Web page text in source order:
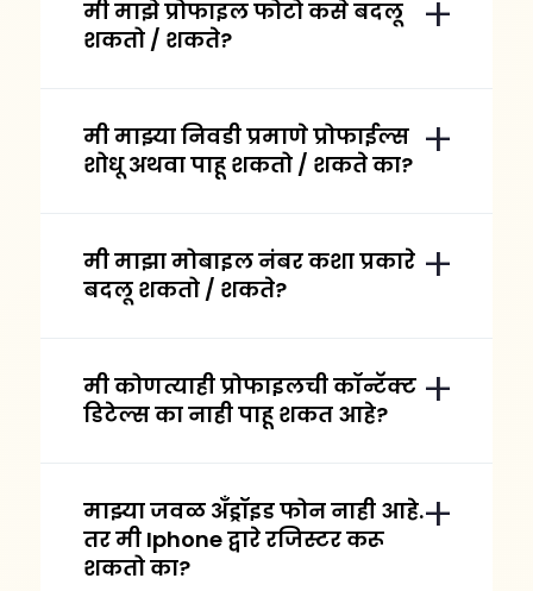
मी माझे प्रोफाइल फोटो कसे बदलू
शकतो / शकते?
मी माझ्या निवडी प्रमाणे प्रोफाईल्स
शोधू अथवा पाहू शकतो / शकते का?
मी माझा मोबाइल नंबर कशा प्रकारे
बदलू शकतो / शकते?
मी कोणत्याही प्रोफाइलची कॉन्टॅक्ट
डिटेल्स का नाही पाहू शकत आहे?
माझ्या जवळ अँड्रॉइड फोन नाही आहे.
तर मी Iphone द्वारे रजिस्टर करू
शकतो का?